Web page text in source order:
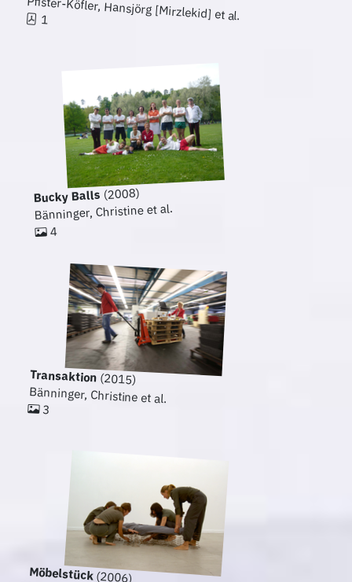
Pfister-Köfler, Hansjörg [Mirzlekid] et al.
1
Bucky Balls (2008)
Bänninger, Christine et al.
4
Transaktion(2015)
Bänninger, Christine et al.
3
Möbelstück(2006)